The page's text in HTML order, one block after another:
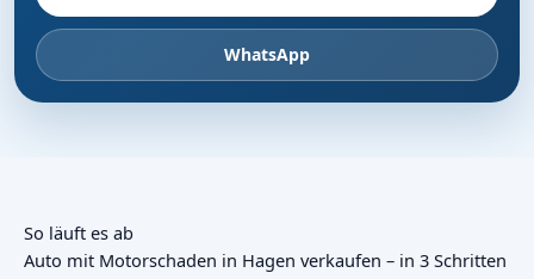
WhatsApp
So läuft es ab
Auto mit Motorschaden in Hagen verkaufen – in 3 Schritten